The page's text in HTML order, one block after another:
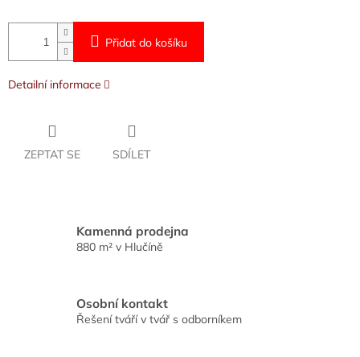
Přidat do košíku
Detailní informace
ZEPTAT SE SDÍLET
Kamenná prodejna
880 m² v Hlučíně
Osobní kontakt
Řešení tváří v tvář s odborníkem